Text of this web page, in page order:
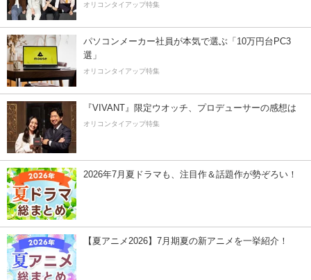
オリコンタイアップ特集
パソコンメーカー社員が本気で選ぶ「10万円台PC3
選」
オリコンタイアップ特集
『VIVANT』限定ウオッチ、プロデューサーの感想は
オリコンタイアップ特集
2026年7月夏ドラマも、注目作＆話題作が勢ぞろい！
【夏アニメ2026】7月期夏の新アニメを一挙紹介！